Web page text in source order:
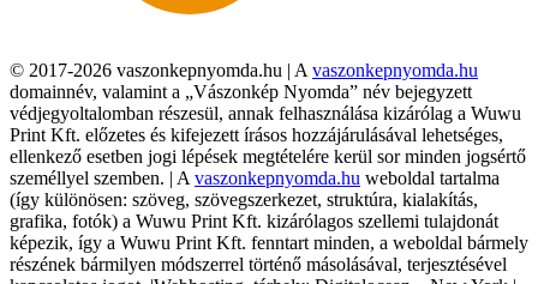
© 2017-2026 vaszonkepnyomda.hu | A vaszonkepnyomda.hu
domainnév, valamint a „Vászonkép Nyomda” név bejegyzett
védjegyoltalomban részesül, annak felhasználása kizárólag a Wuwu
Print Kft. előzetes és kifejezett írásos hozzájárulásával lehetséges,
ellenkező esetben jogi lépések megtételére kerül sor minden jogsértő
személlyel szemben. | A vaszonkepnyomda.hu weboldal tartalma
(így különösen: szöveg, szövegszerkezet, struktúra, kialakítás,
grafika, fotók) a Wuwu Print Kft. kizárólagos szellemi tulajdonát
képezik, így a Wuwu Print Kft. fenntart minden, a weboldal bármely
részének bármilyen módszerrel történő másolásával, terjesztésével